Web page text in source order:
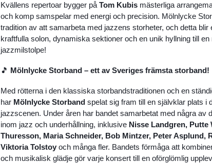
Kvällens repertoar bygger på Tom Kubismästerliga
och komp samspelar med energi och precision. Mölnlycke
tradition av att samarbeta med jazzens storheter, och detta blir
kraftfulla solon, dynamiska sektioner och en unik hyllning till en
jazzmilstolpe!
🎵 Mölnlycke Storband – ett av Sveriges främsta storband!
Med rötterna i den klassiska storbandstraditionen och en
har Mölnlycke Storbandspelat sig fram till en självklar plats i
jazzscenen. Under åren har bandet samarbetat med några av
inom jazz och underhållning, inklusive Nisse Landgren, Putte
Thuresson, Maria Schneider, Bob Mintzer, Peter Asplund,
Viktoria Tolstoyoch många fler. Bandets förmåga att
och musikalisk glädje gör varje konsert till en oförglömlig